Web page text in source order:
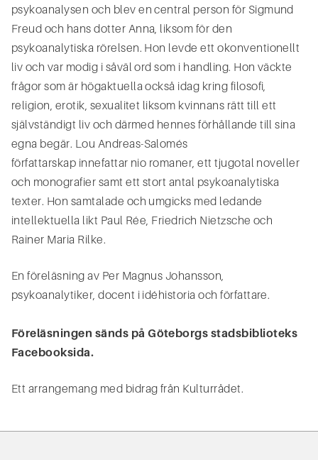
psykoanalysen och blev en central person för Sigmund
Freud och hans dotter Anna, liksom för den
psykoanalytiska rörelsen. Hon levde ett okonventionellt
liv och var modig i såväl ord som i handling. Hon väckte
frågor som är högaktuella också idag kring filosofi,
religion, erotik, sexualitet liksom kvinnans rätt till ett
självständigt liv och därmed hennes förhållande till sina
egna begär. Lou Andreas-Salomés
författarskap innefattar nio romaner, ett tjugotal noveller
och monografier samt ett stort antal psykoanalytiska
texter. Hon samtalade och umgicks med ledande
intellektuella likt Paul Rée, Friedrich Nietzsche och
Rainer Maria Rilke.
En föreläsning av Per Magnus Johansson,
psykoanalytiker, docent i idéhistoria och författare.
Föreläsningen sänds på Göteborgs stadsbiblioteks
Facebooksida.
Ett arrangemang med bidrag från Kulturrådet.